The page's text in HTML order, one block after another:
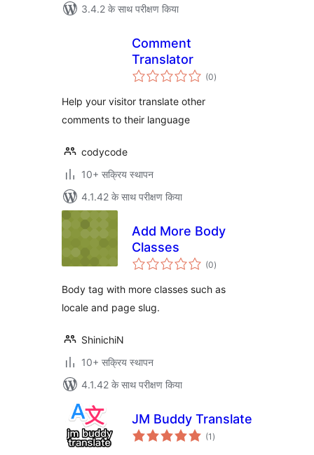
3.4.2 के साथ परीक्षण किया
Comment
Translator
(0कुल
दर)
Help your visitor translate other
comments to their language
codycode
10+ सक्रिय स्थापन
4.1.42 के साथ परीक्षण किया
Add More Body
Classes
(0कुल
दर)
Body tag with more classes such as
locale and page slug.
ShinichiN
10+ सक्रिय स्थापन
4.1.42 के साथ परीक्षण किया
JM Buddy Translate
(1 कुल
दर)